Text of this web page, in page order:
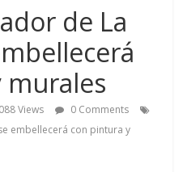
de La
Views
0 Comments
embellecerá con pintura y